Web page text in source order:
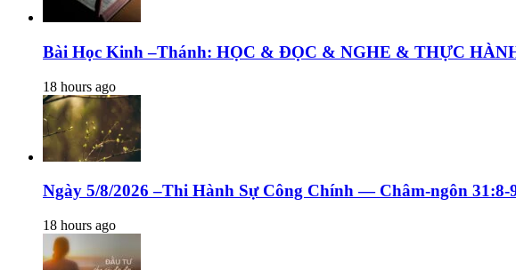
Bài Học Kinh –Thánh: HỌC & ĐỌC & NGHE & THỰC
18 hours ago
Ngày 5/8/2026 –Thi Hành Sự Công Chính — Châm-ngôn 31:8-
18 hours ago